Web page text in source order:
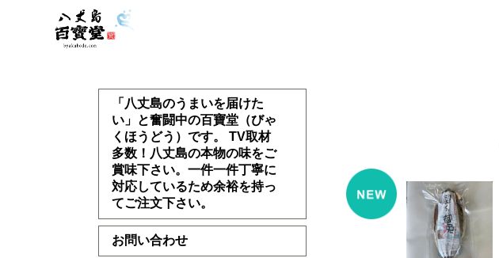
「八丈島のうまいを届けた
い」と奮闘中の百寶堂（びゃ
くほうどう）です。 TV取材
多数！八丈島の本物の味をご
賞味下さい。一件一件丁寧に
対応しているため余裕を持っ
てご注文下さい。
お問い合わせ